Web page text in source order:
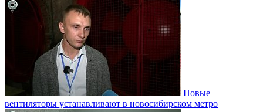
Новые
вентиляторы устанавливают в новосибирском метро